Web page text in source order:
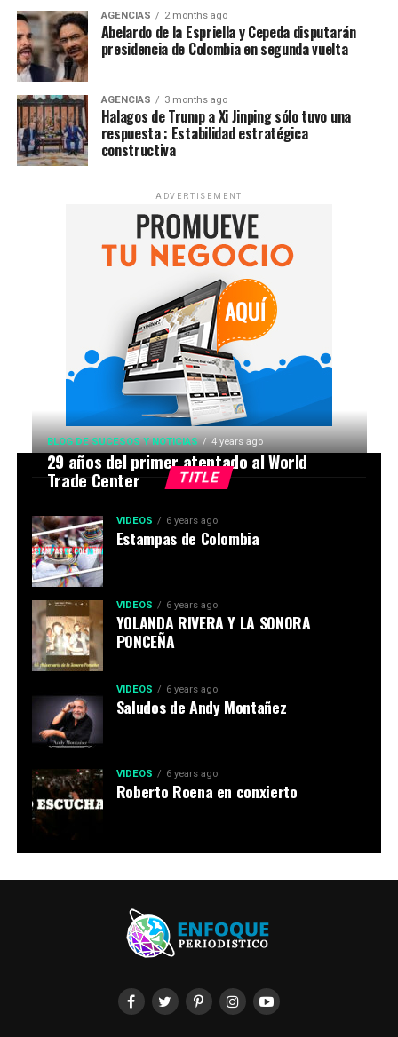
AGENCIAS 2 months ago
Abelardo de la Espriella y Cepeda disputarán
presidencia de Colombia en segunda vuelta
AGENCIAS 3 months ago
Halagos de Trump a Xi Jinping sólo tuvo una
respuesta : Estabilidad estratégica
constructiva
ADVERTISEMENT
TITLE
BLOG DE SUCESOS Y NOTICIAS 4 years ago
29 años del primer atentado al World
Trade Center
VIDEOS 6 years ago
Estampas de Colombia
VIDEOS 6 years ago
YOLANDA RIVERA Y LA SONORA
PONCEÑA
VIDEOS 6 years ago
Saludos de Andy Montañez
VIDEOS 6 years ago
Roberto Roena en conxierto